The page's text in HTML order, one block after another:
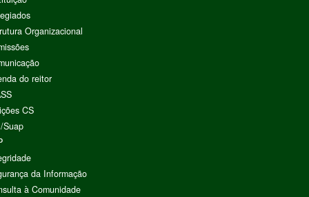
Organizacional
do reitor
CS
Suap
da Informação
à Comunidade